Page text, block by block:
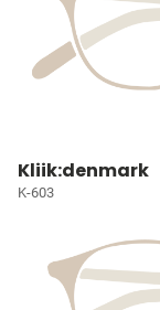
Kliik:denmark
K-603